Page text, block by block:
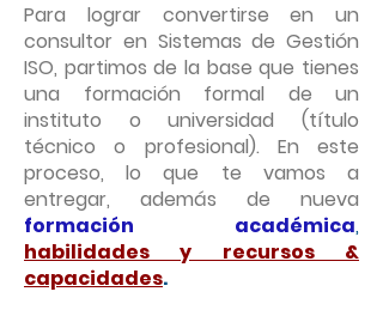
Para lograr convertirse en un
consultor en Sistemas de Gestión
ISO, partimos de la base que tienes
una formación formal de un
instituto o universidad (título
técnico o profesional). En este
proceso, lo que te vamos a
entregar, además de nueva
formación académica,
habilidades y recursos &
capacidades.